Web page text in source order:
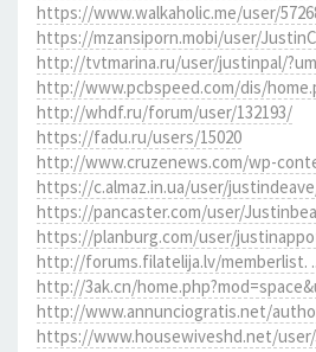
https://www.walkaholic.me/user/
https://mzansiporn.mobi/user/
http://tvtmarina.ru/user/justinpal/
http://www.pcbspeed.com/dis/
http://whdf.ru/forum/user/132193/
https://fadu.ru/users/15020
http://www.cruzenews.com/wp-
https://c.almaz.in.ua/user/
https://pancaster.com/user/
https://planburg.com/user/
http://forums.filatelija.lv/memberlist.
http://3ak.cn/
http://www.annunciogratis.net/
https://www.housewiveshd.net/